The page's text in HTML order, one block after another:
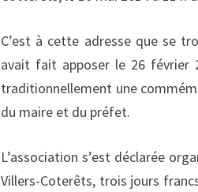
C’est à cette adresse que se
avait fait apposer le 26 février
traditionnellement une
du maire et du préfet.
L’association s’est déclarée
Villers-Coterêts, trois jours